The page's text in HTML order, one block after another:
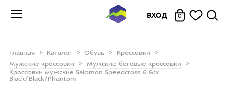
ВХОД 0
Главная Каталог Обувь
Кроссовки
Мужские кроссовки
Мужские беговые кроссовки
Кроссовки мужские Salomon Speedcross 6 Gtx
Black/Black/Phantom